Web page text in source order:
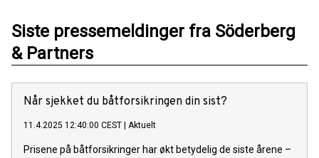
Siste pressemeldinger fra Söderberg
& Partners
Når sjekket du båtforsikringen din sist?
11.4.2025 12:40:00 CEST Aktuelt
Prisene på båtforsikringer har økt betydelig de siste årene –